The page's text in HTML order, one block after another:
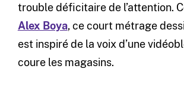
trouble déficitaire de l’attention.
Alex Boya, ce court métrage
est inspiré de la voix d’une
coure les magasins.